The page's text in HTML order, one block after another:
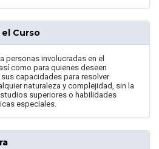
Curso
personas involucradas en el
como para quienes deseen
capacidades para resolver
naturaleza y complejidad, sin la
superiores o habilidades
especiales.